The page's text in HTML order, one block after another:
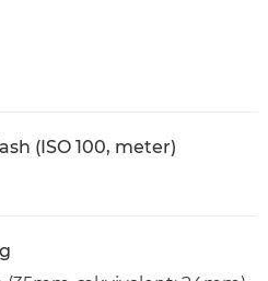
(ISO 100, meter)